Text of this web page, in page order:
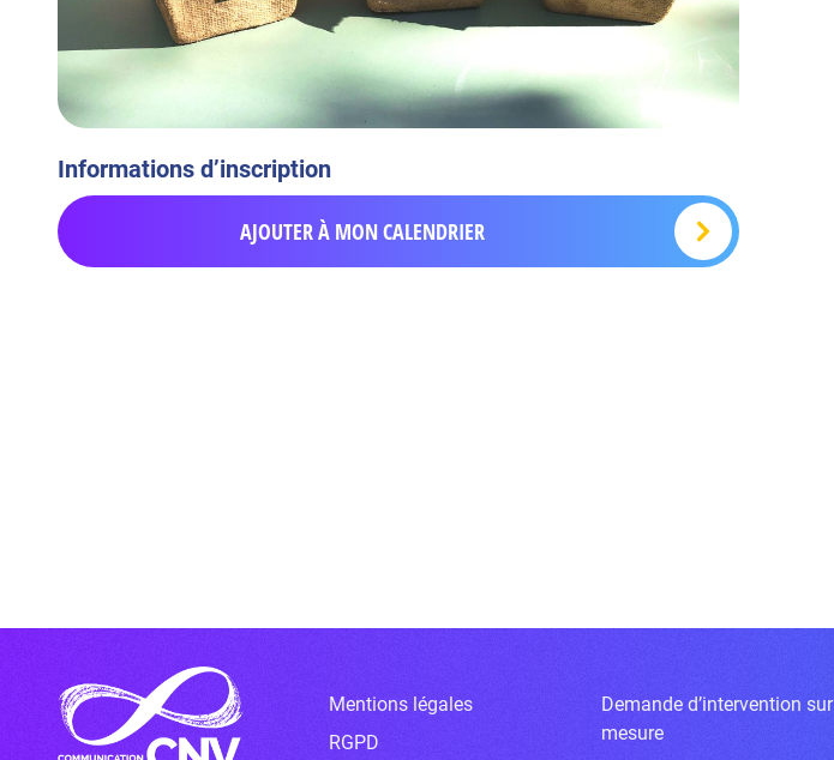
Informations d’inscription
AJOUTER À MON CALENDRIER
Mentions légales
RGPD
Demande d’intervention sur
mesure